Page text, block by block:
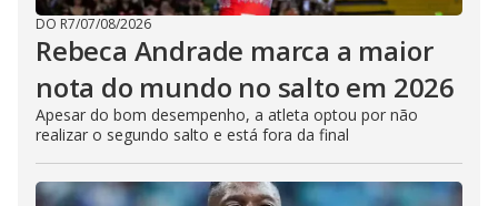
DO R7/07/08/2026
Rebeca Andrade marca a maior
nota do mundo no salto em 2026
Apesar do bom desempenho, a atleta optou por não
realizar o segundo salto e está fora da final